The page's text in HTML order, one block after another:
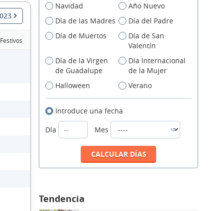
Navidad
Año Nuevo
Día de las Madres
Día del Padre
Día de Muertos
Día de San
Valentín
Día de la Virgen
de Guadalupe
Día Internacional
de la Mujer
Halloween
Verano
Introduce una fecha
Día
Mes
Tendencia